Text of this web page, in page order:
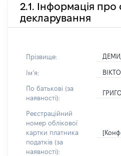
2.1. Інформація про
декларування
Прізвище:
Імʼя:
По батькові (за
наявності):
Реєстраційний
номер облікової
картки платника
податків (за
наявності):